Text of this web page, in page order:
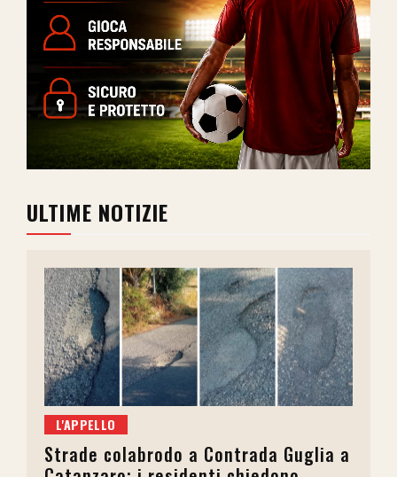
ULTIME NOTIZIE
L'APPELLO
Strade colabrodo a Contrada Guglia a